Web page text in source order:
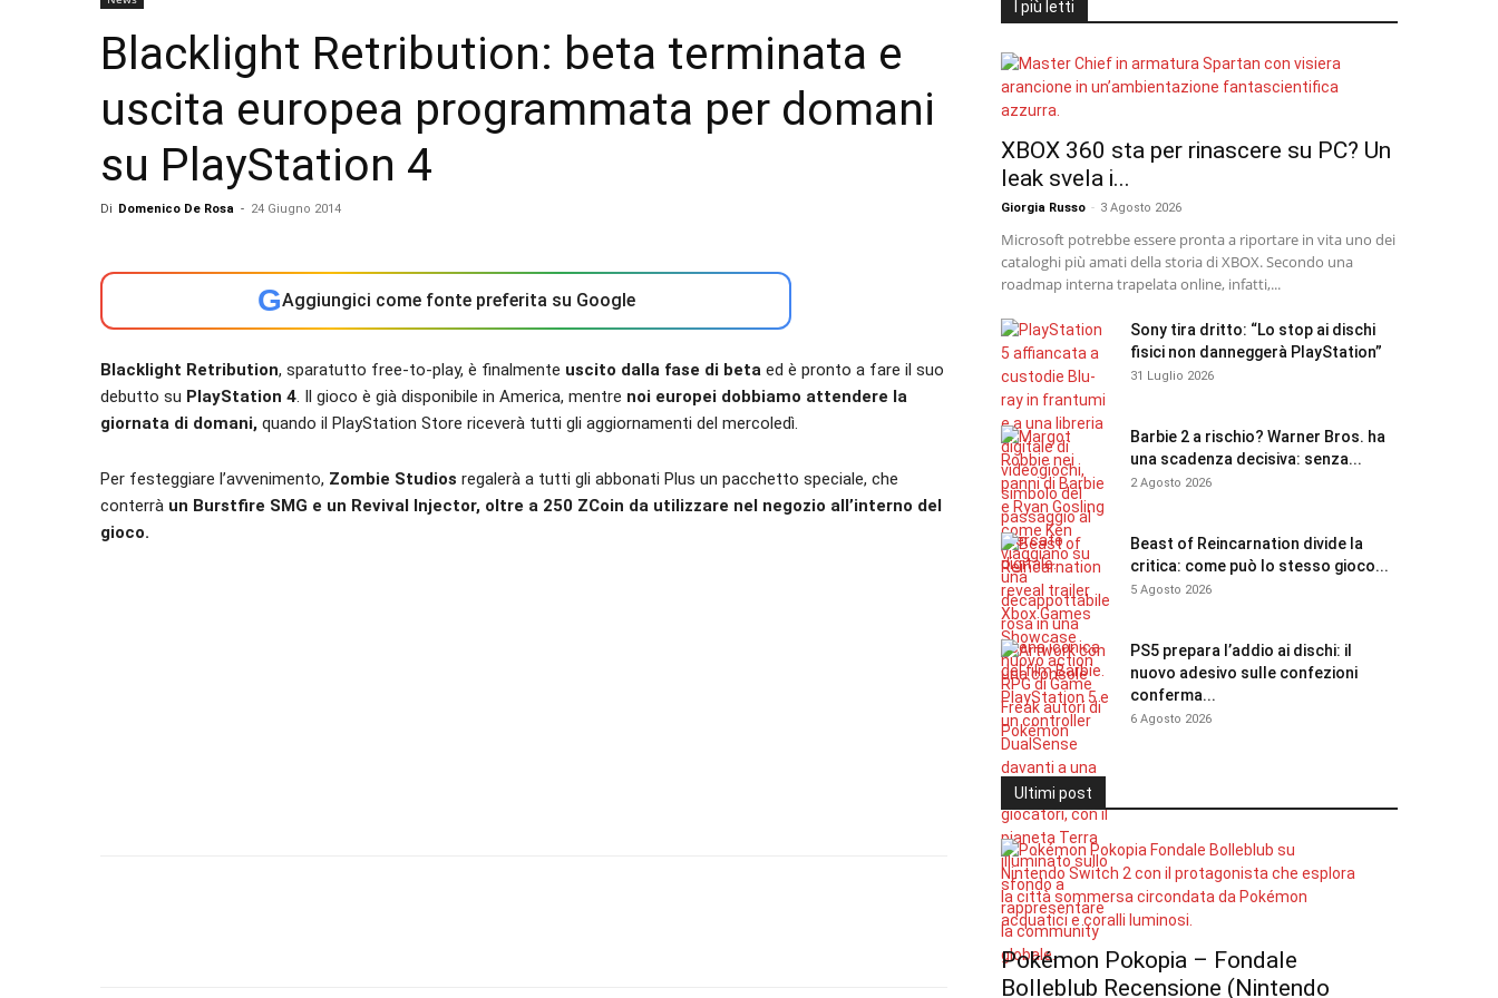
Blacklight Retribution: beta terminata e
uscita europea programmata per domani
su PlayStation 4
Di Domenico De Rosa - 24 Giugno 2014
GAggiungici come fonte preferita su Google
Blacklight Retribution, sparatutto free-to-play, è finalmente uscito dalla fase di beta ed è pronto a fare il suo
debutto su PlayStation 4. Il gioco è già disponibile in America, mentre noi europei dobbiamo attendere la
giornata di domani, quando il PlayStation Store riceverà tutti gli aggiornamenti del mercoledì.
Per festeggiare l’avvenimento, Zombie Studios regalerà a tutti gli abbonati Plus un pacchetto speciale, che
conterrà un Burstfire SMG e un Revival Injector, oltre a 250 ZCoin da utilizzare nel negozio all’interno del
gioco.
I più letti
XBOX 360 sta per rinascere su PC? Un
leak svela i...
Giorgia Russo - 3 Agosto 2026
Microsoft potrebbe essere pronta a riportare in vita uno dei
cataloghi più amati della storia di XBOX. Secondo una
roadmap interna trapelata online, infatti,...
Sony tira dritto: “Lo stop ai dischi
fisici non danneggerà PlayStation”
31 Luglio 2026
Barbie 2 a rischio? Warner Bros. ha
una scadenza decisiva: senza...
2 Agosto 2026
Beast of Reincarnation divide la
critica: come può lo stesso gioco...
5 Agosto 2026
PS5 prepara l’addio ai dischi: il
nuovo adesivo sulle confezioni
conferma...
6 Agosto 2026
Ultimi post
Pokémon Pokopia – Fondale
Bolleblub Recensione (Nintendo